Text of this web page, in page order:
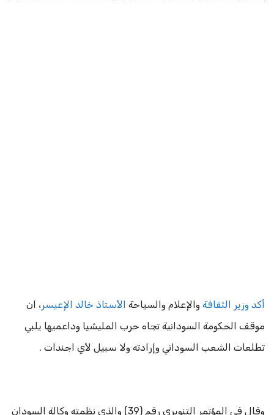
أكد وزير الثقافة والإعلام والسياحة الأستاذ خالد الإعيسر ، ان
موقف الحكومة السودانية تجاه حرب المليشيا وداعميها يلبي
تطلعات الشعب السوداني وإرادته ولا سبيل لأي اجندات .
وقال في المؤتمر التنويري رقم (39) والذي نظمته وكالة السودان